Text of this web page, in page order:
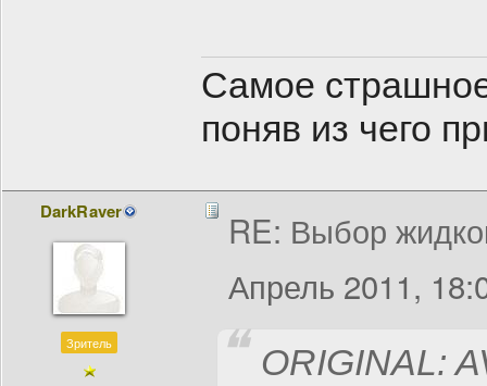
Самое
поняв из чего
DarkRaver
Зритель
RE: Выбор
Апрель 2011,
ORIGINAL: